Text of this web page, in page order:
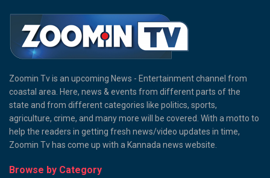
Zoomin Tv is an upcoming News - Entertainment channel from
coastal area. Here, news & events from different parts of the
state and from different categories like politics, sports,
agriculture, crime, and many more will be covered. With a motto to
help the readers in getting fresh news/video updates in time,
Zoomin Tv has come up with a Kannada news website.
Browse by Category